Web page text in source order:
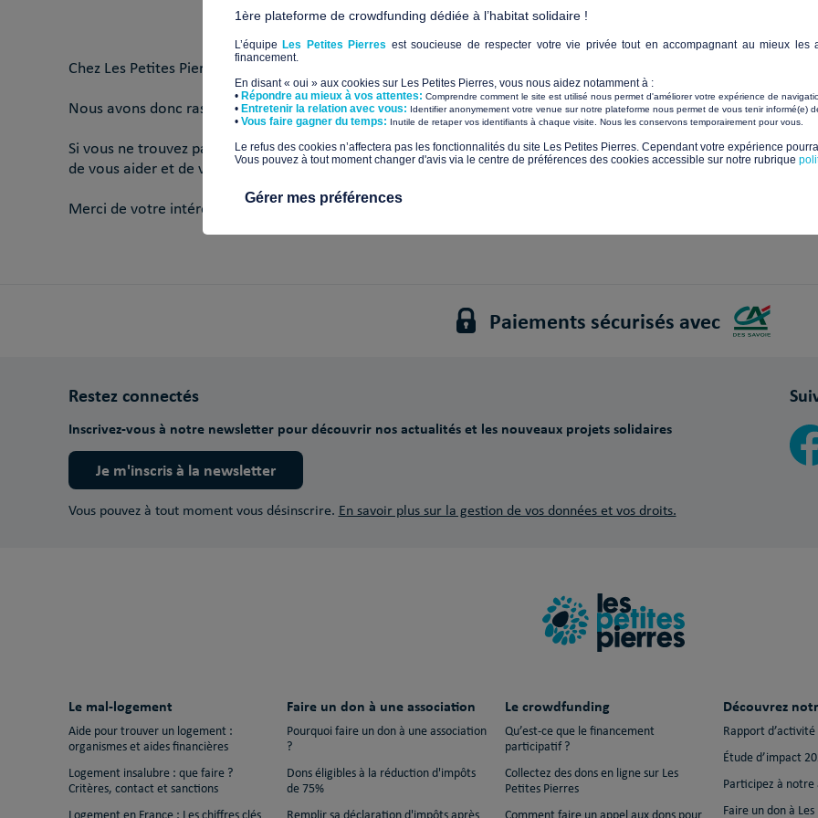
FAQ - Réponses à vos questions sur Les Petites
Chez Les Petites Pierres, nous sommes à votre service pour répondre à toutes vos questions.
Nous avons donc rassemblé ici les réponses aux questions les plus courantes pour vous fournir les informations
Si vous ne trouvez pas la réponse à votre question dans cette section, n’hésitez pas ànous contacter
de vous aider et de vous fournir des informations supplémentaires, des conseils ou tout autre renseignement.
Merci de votre intérêt pour Les Petites Pierres et de votre soutien à notre cause.
Paiements sécurisés avec
Restez connectés
Inscrivez-vous à notre newsletter pour découvrir nos actualités et les nouveaux projets solidaires
Je m'inscris à la newsletter
Vous pouvez à tout moment vous désinscrire. En savoir plus sur la gestion de vos données et vos droits.
Le mal-logement
Aide pour trouver un logement :
organismes et aides financières
Logement insalubre : que faire ?
Critères, contact et sanctions
Faire un don à une association
Pourquoi faire un don à une association
?
Dons éligibles à la réduction d'impôts
de 75%
Le crowdfunding
Qu’est-ce que le financement
participatif ?
Collectez des dons en ligne sur Les
Petites Pierres
Découvrez
Rapport d’activité
Étude d’impact
Participez à notre
Faire un don à
1ère plateforme de crowdfunding dédiée à l’habitat solidaire !
L’équipe Les Petites Pierres est soucieuse de respecter votre vie privée tout en accompagnant au mieux les
financement.
En disant « oui » aux cookies sur Les Petites Pierres, vous nous aidez notamment à :
• Répondre au mieux à vos attentes: Comprendre comment le site est utilisé nous permet d'améliorer votre expérience de
• Entretenir la relation avec vous: Identifier anonymement votre venue sur notre plateforme nous permet de vous tenir informé(e)
​• Vous faire gagner du temps: Inutile de retaper vos identifiants à chaque visite. Nous les conservons temporairement pour vous.
​Le refus des cookies n’affectera pas les fonctionnalités du site Les Petites Pierres. Cependant votre expérience
Vous pouvez à tout moment changer d'avis via le centre de préférences des cookies accessible sur notre rubrique
Gérer mes préférences